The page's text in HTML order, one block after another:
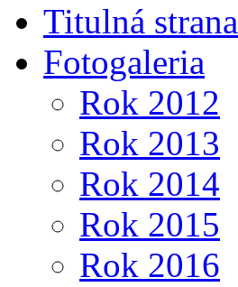
Titulná strana
Fotogaleria
Rok 2012
Rok 2013
Rok 2014
Rok 2015
Rok 2016